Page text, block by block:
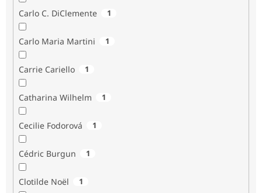
Carlo C. DiClemente 1
Carlo Maria Martini 1
Carrie Cariello 1
Catharina Wilhelm 1
Cecilie Fodorová 1
Cédric Burgun 1
Clotilde Noël 1